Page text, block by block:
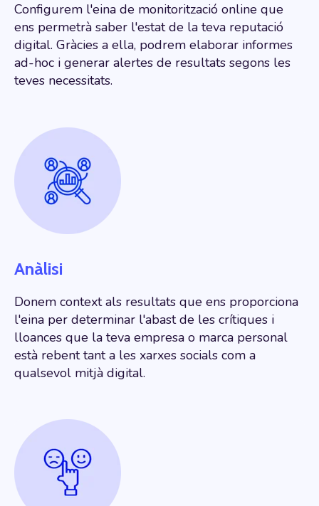
Configurem l'eina de monitorització online que
ens permetrà saber l'estat de la teva reputació
digital. Gràcies a ella, podrem elaborar informes
ad-hoc i generar alertes de resultats segons les
teves necessitats.
Anàlisi
Donem context als resultats que ens proporciona
l'eina per determinar l'abast de les crítiques i
lloances que la teva empresa o marca personal
està rebent tant a les xarxes socials com a
qualsevol mitjà digital.